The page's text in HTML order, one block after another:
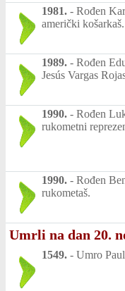
1981. - Rođen
američki košarkaš.
1989. - Rođen
Jesús Vargas
1990. - Rođen
rukometni
1990. - Rođen
rukometaš.
Umrli na dan 20.
1549. - Umro